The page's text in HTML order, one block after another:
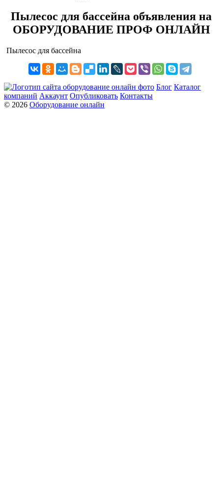
Пылесос для бассейна объявления на
ОБОРУДОВАНИЕ ПРОФ ОНЛАЙН
Пылесос для бассейна
Блог Каталог
компаний Аккаунт Опубликовать Контакты
© 2026 Оборудование онлайн